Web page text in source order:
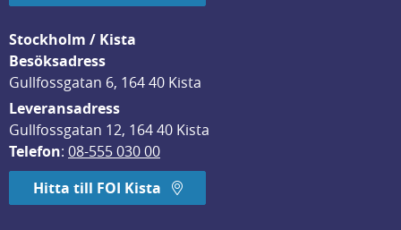
Stockholm / Kista
Besöksadress
Gullfossgatan 6, 164 40 Kista
Leveransadress
Gullfossgatan 12, 164 40 Kista
Telefon: 08-555 030 00
Hitta till FOI Kista